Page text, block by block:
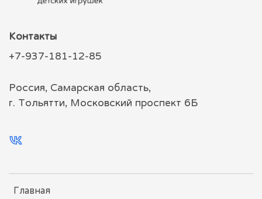
Главная
Контакты
+7-937-181-12-85
Россия, Самарская область,
г. Тольятти, Московский проспект 6Б